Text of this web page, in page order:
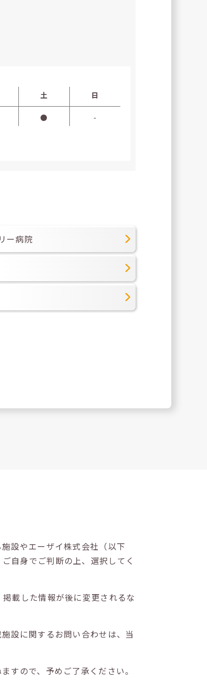
土 日
● -
ー病院
設やエーザイ株式会社（以下
自身でご判断の上、選択してく
載した情報が後に変更されるな
設に関するお問い合わせは、当
すので、予めご了承ください。